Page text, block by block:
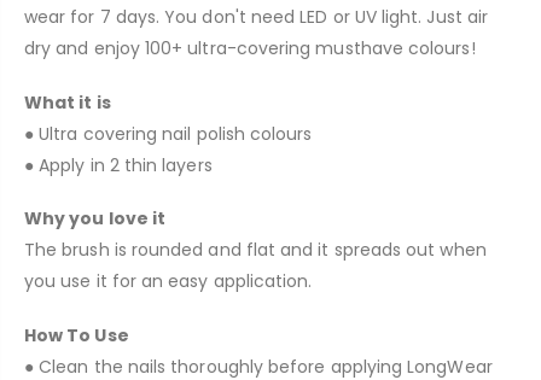
wear for 7 days. You don't need LED or UV light. Just air
dry and enjoy 100+ ultra-covering musthave colours!
What it is
● Ultra covering nail polish colours
● Apply in 2 thin layers
Why you love it
The brush is rounded and flat and it spreads out when
you use it for an easy application.
How To Use
● Clean the nails thoroughly before applying LongWear